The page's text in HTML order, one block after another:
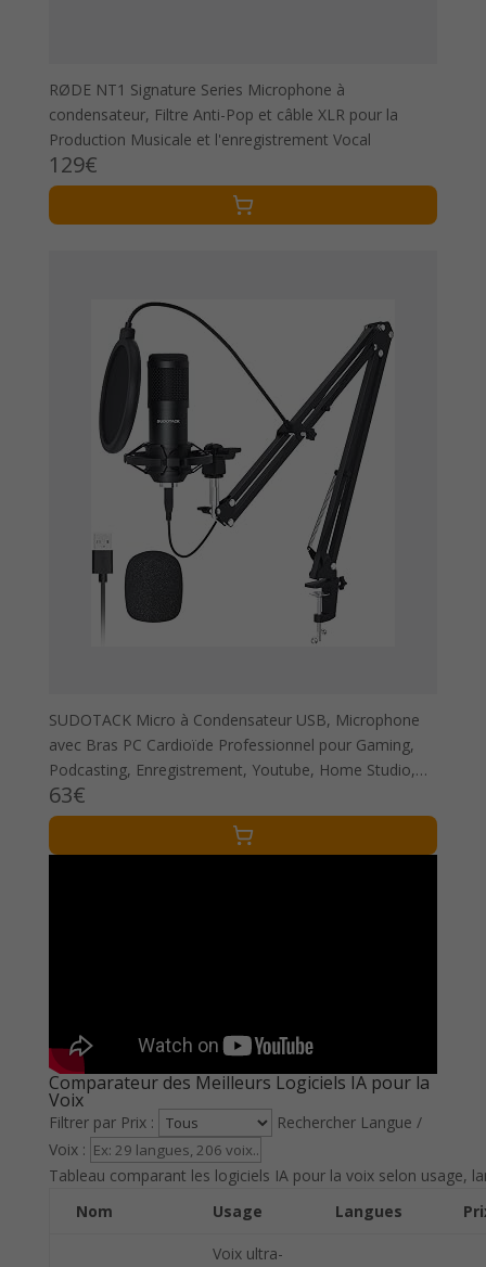
RØDE NT1 Signature Series Microphone à
condensateur, Filtre Anti-Pop et câble XLR pour la
Production Musicale et l'enregistrement Vocal
129€
SUDOTACK Micro à Condensateur USB, Microphone
avec Bras PC Cardioïde Professionnel pour Gaming,
Podcasting, Enregistrement, Youtube, Home Studio,
Voix Off, Home-Studio
63€
Comparateur des Meilleurs Logiciels IA pour la
Voix
Filtrer par Prix :
Rechercher Langue /
Voix :
Tableau comparant les logiciels IA pour la voix selon usage,
Nom
Usage Langues
Voix ultra-